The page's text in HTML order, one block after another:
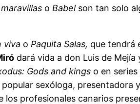
o Babelson tan solo
viva o Paquita Salas, que tendrá
dará vida a don Luis de Mejía
Gods and kings o en
sexóloga, presentadora
los profesionales canarios